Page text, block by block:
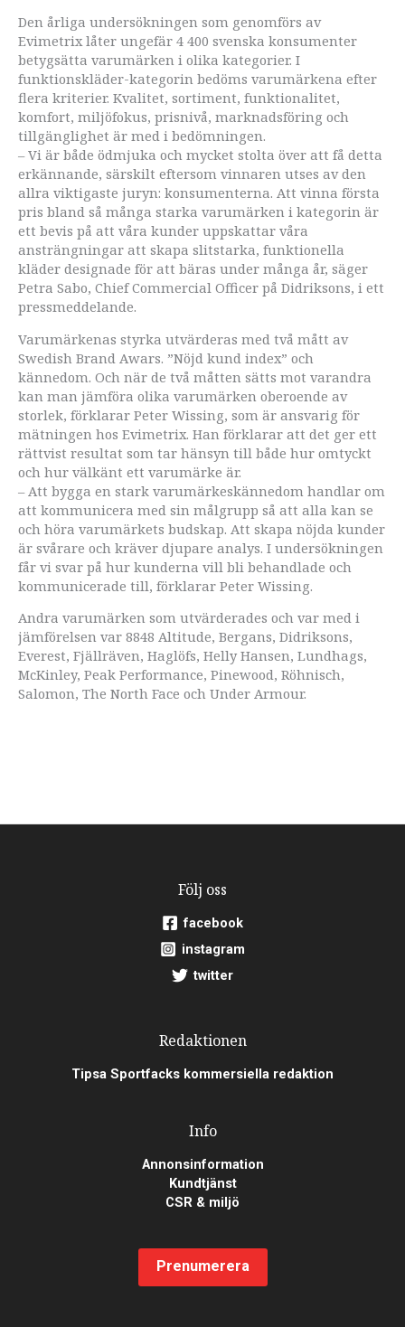
Den årliga undersökningen som genomförs av
Evimetrix låter ungefär 4 400 svenska konsumenter
betygsätta varumärken i olika kategorier. I
funktionskläder-kategorin bedöms varumärkena efter
flera kriterier. Kvalitet, sortiment, funktionalitet,
komfort, miljöfokus, prisnivå, marknadsföring och
tillgänglighet är med i bedömningen.
– Vi är både ödmjuka och mycket stolta över att få detta
erkännande, särskilt eftersom vinnaren utses av den
allra viktigaste juryn: konsumenterna. Att vinna första
pris bland så många starka varumärken i kategorin är
ett bevis på att våra kunder uppskattar våra
ansträngningar att skapa slitstarka, funktionella
kläder designade för att bäras under många år, säger
Petra Sabo, Chief Commercial Officer på Didriksons, i ett
pressmeddelande.
Varumärkenas styrka utvärderas med två mått av
Swedish Brand Awars. ”Nöjd kund index” och
kännedom. Och när de två måtten sätts mot varandra
kan man jämföra olika varumärken oberoende av
storlek, förklarar Peter Wissing, som är ansvarig för
mätningen hos Evimetrix. Han förklarar att det ger ett
rättvist resultat som tar hänsyn till både hur omtyckt
och hur välkänt ett varumärke är.
– Att bygga en stark varumärkeskännedom handlar om
att kommunicera med sin målgrupp så att alla kan se
och höra varumärkets budskap. Att skapa nöjda kunder
är svårare och kräver djupare analys. I undersökningen
får vi svar på hur kunderna vill bli behandlade och
kommunicerade till, förklarar Peter Wissing.
Andra varumärken som utvärderades och var med i
jämförelsen var 8848 Altitude, Bergans, Didriksons,
Everest, Fjällräven, Haglöfs, Helly Hansen, Lundhags,
McKinley, Peak Performance, Pinewood, Röhnisch,
Salomon, The North Face och Under Armour.
Följ oss
facebook
instagram
twitter
Redaktionen
Tipsa Sportfacks kommersiella redaktion
Info
Annonsinformation
Kundtjänst
CSR & miljö
Prenumerera